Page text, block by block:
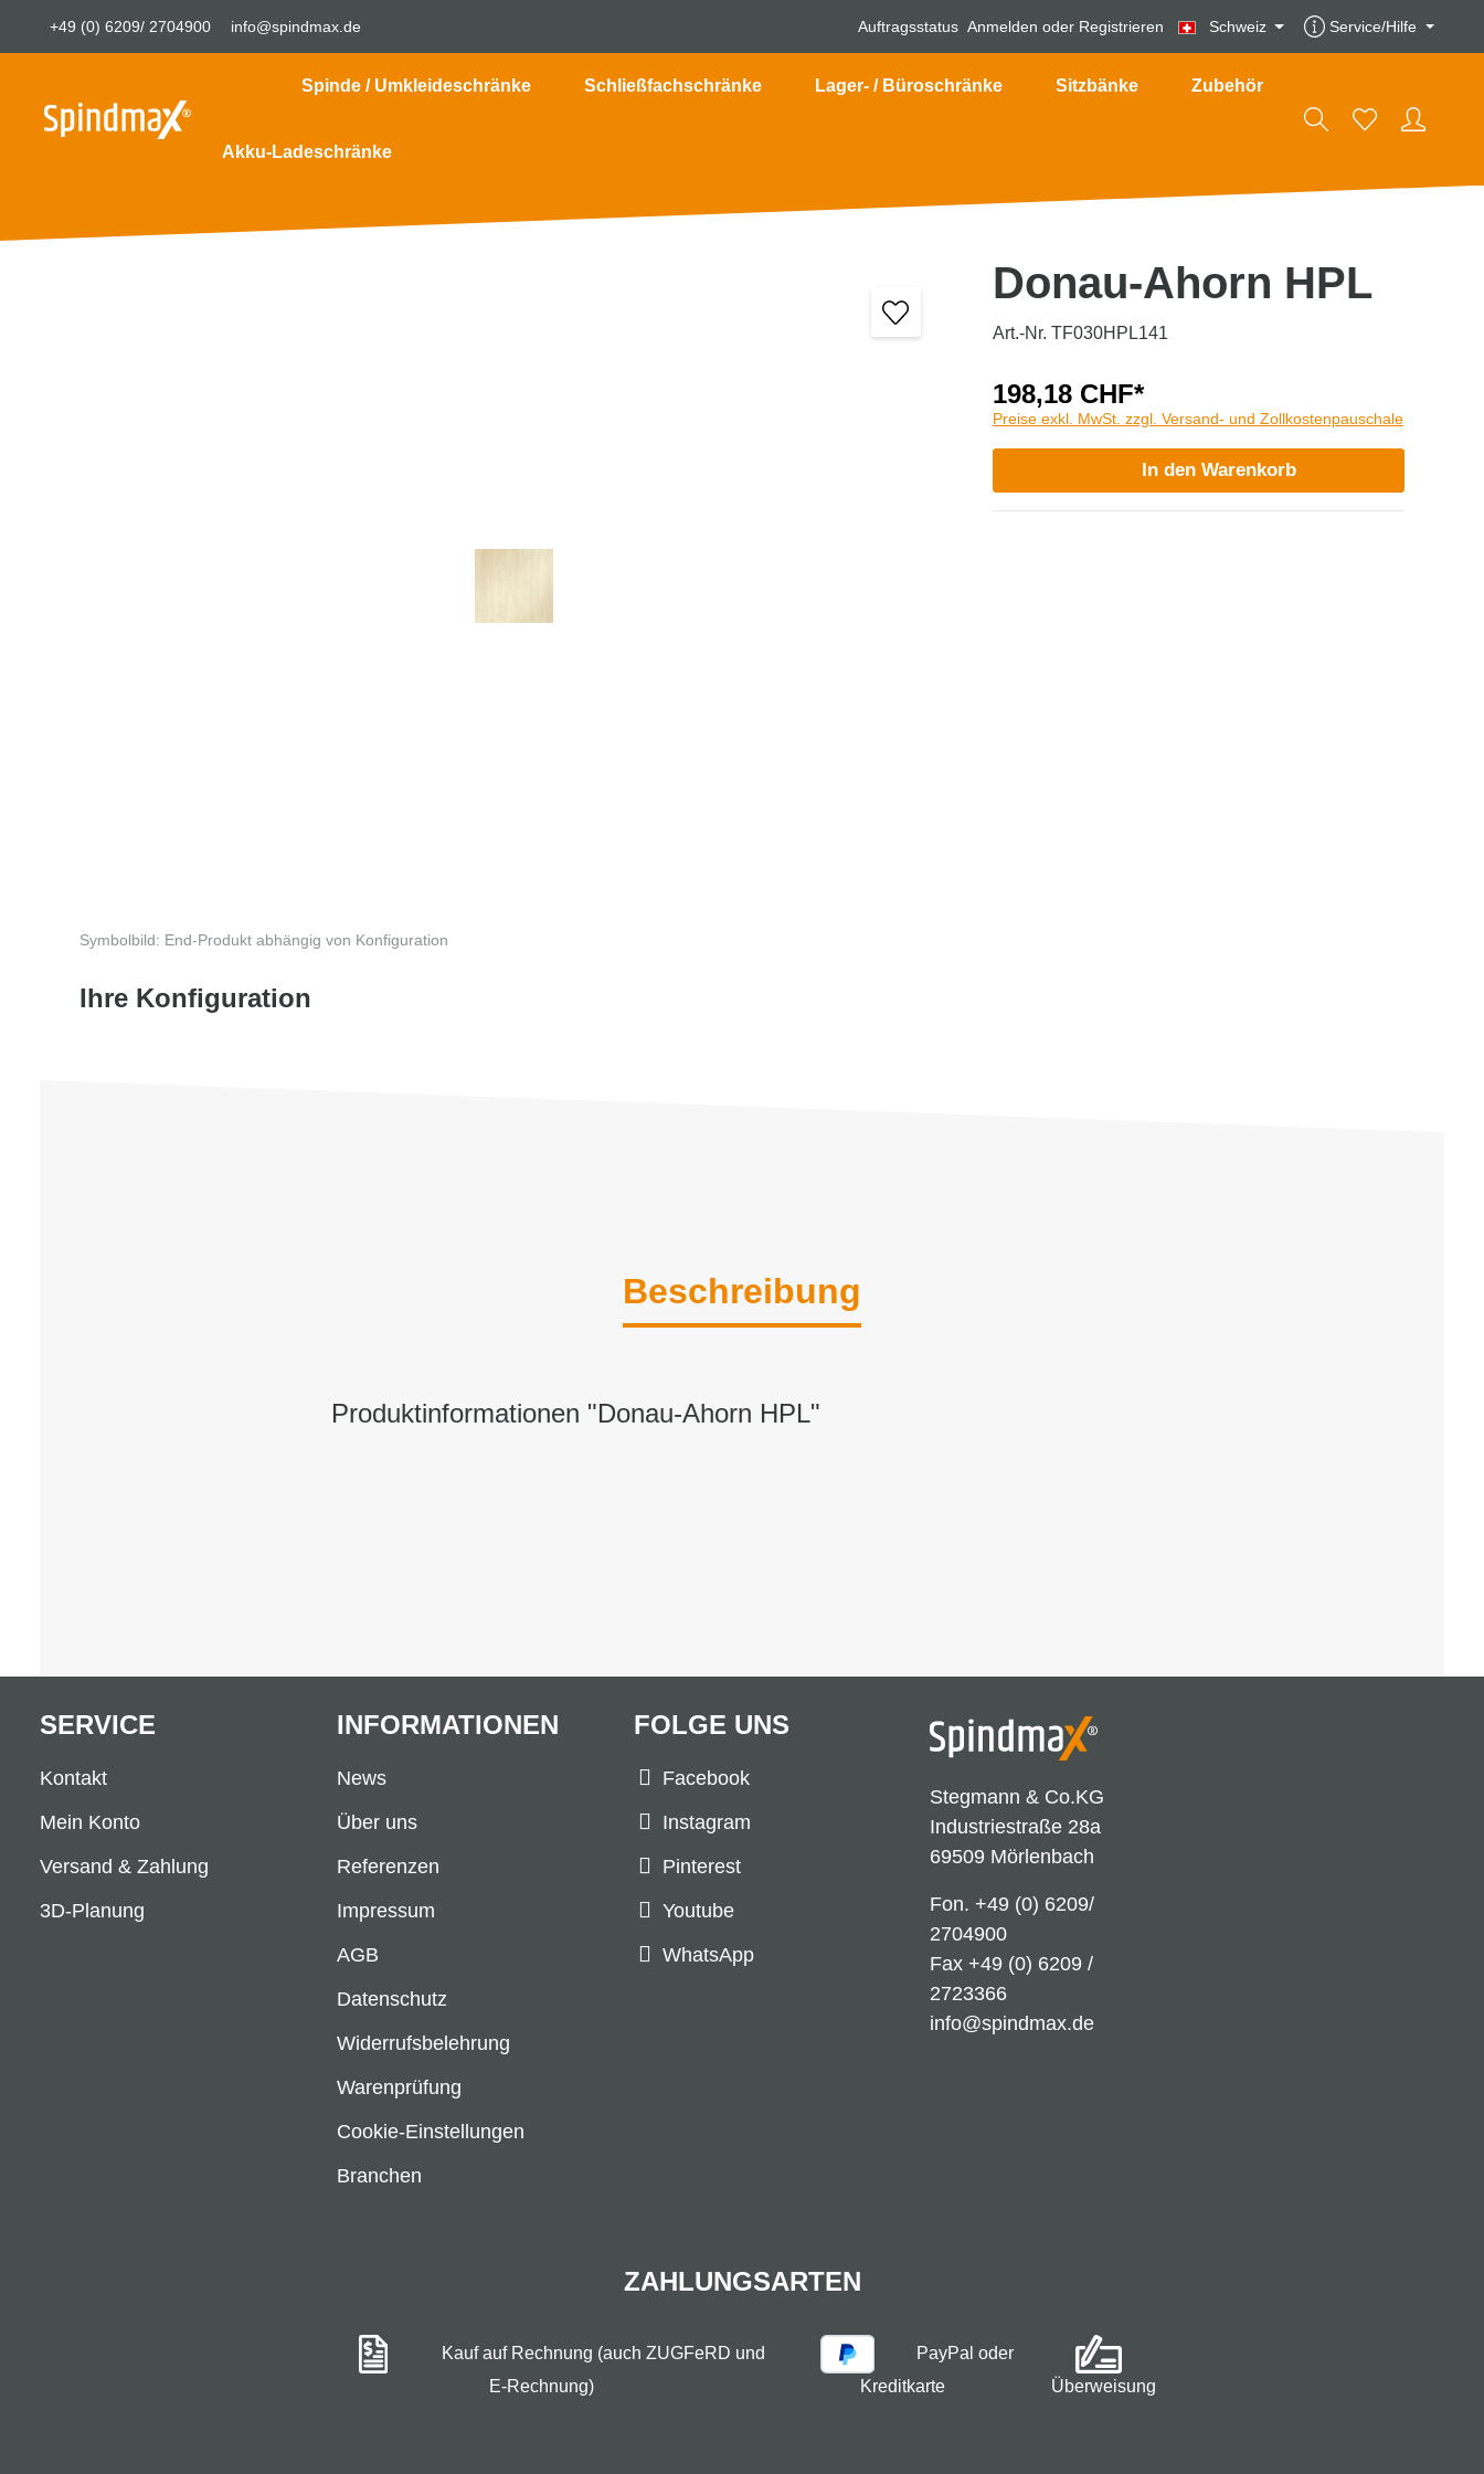
+49 (0) 6209/ 2704900 info@spindmax.de Auftragsstatus Anmelden oder Registrieren Schweiz Service/Hilfe
Spinde / Umkleideschränke Schließfachschränke Lager- / Büroschränke Sitzbänke Zubehör
Akku-Ladeschränke
Symbolbild: End-Produkt abhängig von Konfiguration
Ihre Konfiguration
Donau-Ahorn HPL
Art.-Nr. TF030HPL141
198,18 CHF*
Preise exkl. MwSt. zzgl. Versand- und Zollkostenpauschale
In den Warenkorb
Beschreibung
Produktinformationen "Donau-Ahorn HPL"
Stegmann & Co.KG
Industriestraße 28a
69509 Mörlenbach
Fon. +49 (0) 6209/
2704900
Fax +49 (0) 6209 /
2723366
info@spindmax.de
FOLGE UNS
Facebook
Instagram
Pinterest
Youtube
WhatsApp
SERVICE
Kontakt
Mein Konto
Versand & Zahlung
3D-Planung
INFORMATIONEN
News
Über uns
Referenzen
Impressum
AGB
Datenschutz
Widerrufsbelehrung
Warenprüfung
Cookie-Einstellungen
Branchen
ZAHLUNGSARTEN
Kauf auf Rechnung (auch ZUGFeRD und
E-Rechnung)
PayPal oder
Kreditkarte
Überweisung